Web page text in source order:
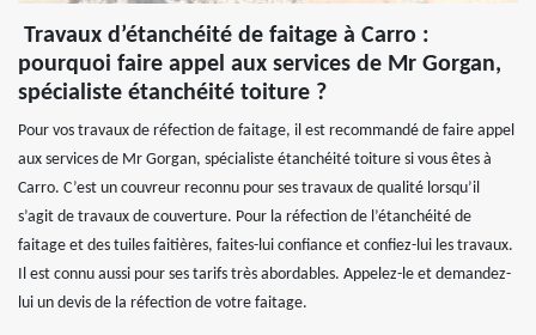
Travaux d’étanchéité de faitage à Carro :
pourquoi faire appel aux services de Mr Gorgan,
spécialiste étanchéité toiture ?
Pour vos travaux de réfection de faitage, il est recommandé de faire appel
aux services de Mr Gorgan, spécialiste étanchéité toiture si vous êtes à
Carro. C’est un couvreur reconnu pour ses travaux de qualité lorsqu’il
s’agit de travaux de couverture. Pour la réfection de l’étanchéité de
faitage et des tuiles faitières, faites-lui confiance et confiez-lui les travaux.
Il est connu aussi pour ses tarifs très abordables. Appelez-le et demandez-
lui un devis de la réfection de votre faitage.